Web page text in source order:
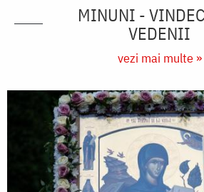
MINUNI -
VEDENII
vezi mai multe »